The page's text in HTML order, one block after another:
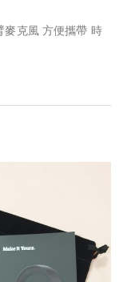
麥克風 方便攜帶 時